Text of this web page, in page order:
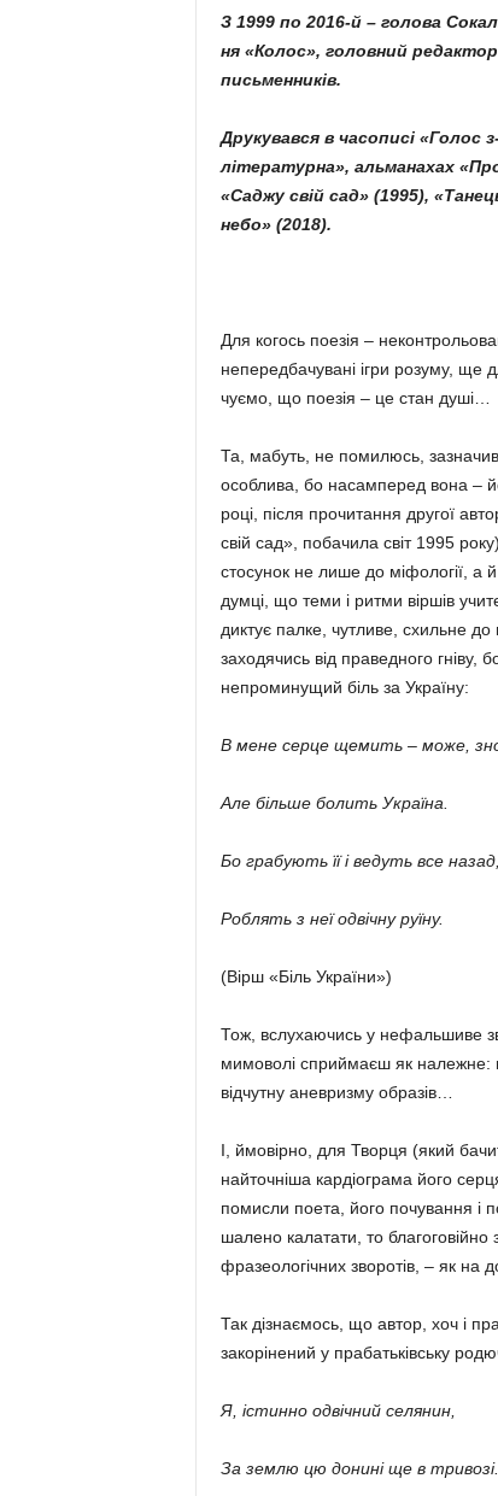
З 1999 по 2016-й – голова
ня «Колос», головний редактор
пись­менників.
Друкувався в часо­писі «Голос
літературна», альма­нахах
«Саджу свій сад» (1995),
небо» (2018).
Для когось поезія –
непередбачувані ігри розуму, ще
чуємо, що поезія – це стан душі…
Та, мабуть, не помилюсь,
особлива, бо насамперед вона –
році, після прочитання другої
свій сад», побачила світ 1995
стосунок не лише до міфології, а
думці, що теми і ритми віршів
диктує палке, чутливе, схильне
заходячись від праведного гніву,
непроминущий біль за Україну:
В мене серце щемить – може,
Але більше болить Україна.
Бо грабують її і ведуть все назад,
Роблять з неї одвічну руїну.
(Вірш «Біль України»)
Тож, вслухаючись у нефальшиве
мимоволі сприймаєш як належне:
відчутну аневризму образів…
І, ймовірно, для Творця (який
найточніша кардіограма його
помисли поета, його почування і
шалено ка­латати, то благоговійно
фразеологічних зворотів, – як на
Так дізнаємось, що автор, хоч і
закорінений у прабатьківську
Я, істинно одвічний селянин,
За землю цю донині ще в тривозі.